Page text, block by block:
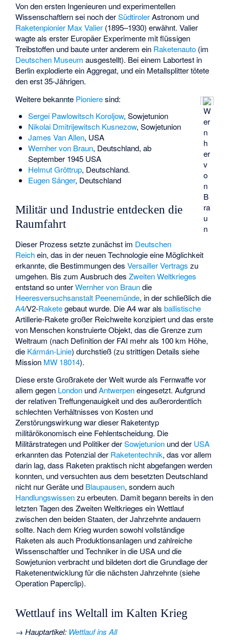
Von den ersten Ingenieuren und experimentellen
Wissenschaftlern sei noch derSüdtirolerAstronom und
Raketenpionier Max Valier (1895–1930) erwähnt. Valier
wagte als erster Europäer Experimente mit flüssigen
Treibstoffen und baute unter anderem ein Raketenauto (im
Deutschen Museum ausgestellt). Bei einem Labortest in
Berlin explodierte ein Aggregat, und ein Metallsplitter tötete
den erst 35-Jährigen.
W
er
n
h
er
v
o
n
B
ra
u
n
Weitere bekannte Pionieresind:
Sergei Pawlowitsch Koroljow, Sowjetunion
Nikolai Dmitrijewitsch Kusnezow, Sowjetunion
James Van Allen, USA
Wernher von Braun, Deutschland, ab
September 1945 USA
Helmut Gröttrup, Deutschland.
Eugen Sänger, Deutschland
Militär und Industrie entdecken die
Raumfahrt
Dieser Prozess setzte zunächst im Deutschen
Reichein, das in der neuen Technologie eine Möglichkeit
erkannte, die Bestimmungen desVersailler Vertrags zu
umgehen. Bis zum Ausbruch desZweiten Weltkrieges
entstand so unterWernher von Braundie
Heeresversuchsanstalt Peenemünde, in der schließlich die
A4/V2-Raketegebaut wurde. Die A4 war alsballistische
Artillerie-Rakete großer Reichweite konzipiert und das erste
von Menschen konstruierte Objekt, das die Grenze zum
Weltraum (nach Definition der FAI mehr als 100 km Höhe,
die Kármán-Linie) durchstieß (zu strittigen Details siehe
Mission MW 18014).
Diese erste Großrakete der Welt wurde als Fernwaffe vor
allem gegen London undAntwerpeneingesetzt. Aufgrund
der relativen Treffungenauigkeit und des außerordentlich
schlechten Verhältnisses von Kosten und
Zerstörungswirkung war dieser Raketentyp
militärökonomisch eine Fehlentscheidung. Die
Militärstrategen und Politiker derSowjetunion und der USA
erkannten das Potenzial der Raketentechnik, das vor allem
darin lag, dass Raketen praktisch nicht abgefangen werden
konnten, und versuchten aus dem besetzten Deutschland
nicht nur Geräte und Blaupausen, sondern auch
Handlungswissenzu erbeuten. Damit begann bereits in den
letzten Tagen des Zweiten Weltkrieges ein Wettlauf
zwischen den beiden Staaten, der Jahrzehnte andauern
sollte. Nach dem Krieg wurden sowohl vollständige
Raketen als auch Produktionsanlagen und zahlreiche
Wissenschaftler und Techniker in die USA und die
Sowjetunion verbracht und bildeten dort die Grundlage der
Raketenentwicklung für die nächsten Jahrzehnte (siehe
Operation Paperclip).
Wettlauf ins Weltall im Kalten Krieg
→Hauptartikel: Wettlauf ins All